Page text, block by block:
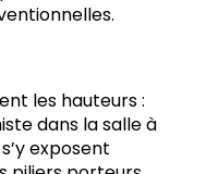
les hauteurs :
dans la salle à
exposent